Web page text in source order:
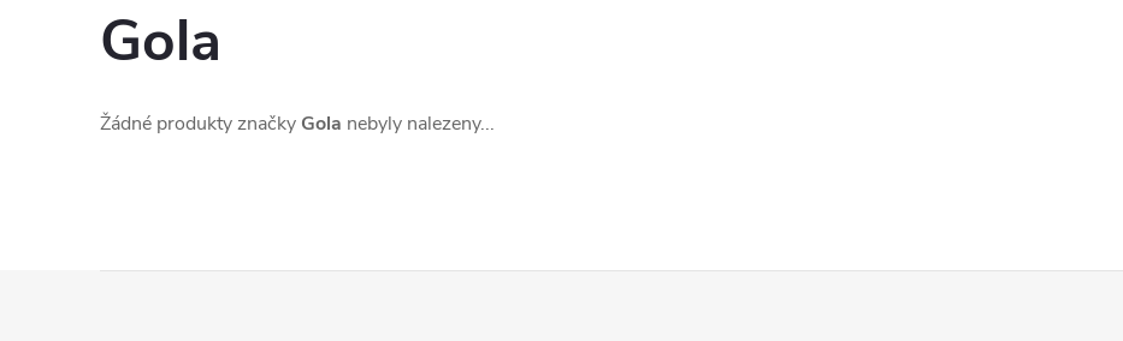
Gola
Žádné produkty značky Gola nebyly nalezeny...